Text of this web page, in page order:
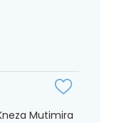
Mutimira